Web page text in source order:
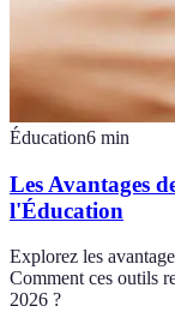
Éducation6 min
Les Avantages
l'Éducation
Explorez les
Comment ces outils
2026 ?